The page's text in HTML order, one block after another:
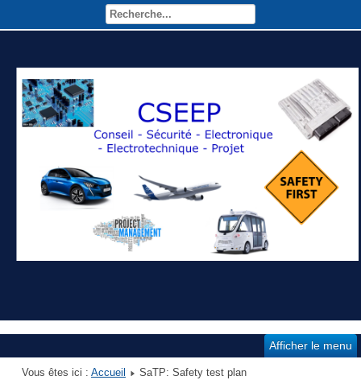
Afficher le menu
Vous êtes ici : Accueil SaTP: Safety test plan